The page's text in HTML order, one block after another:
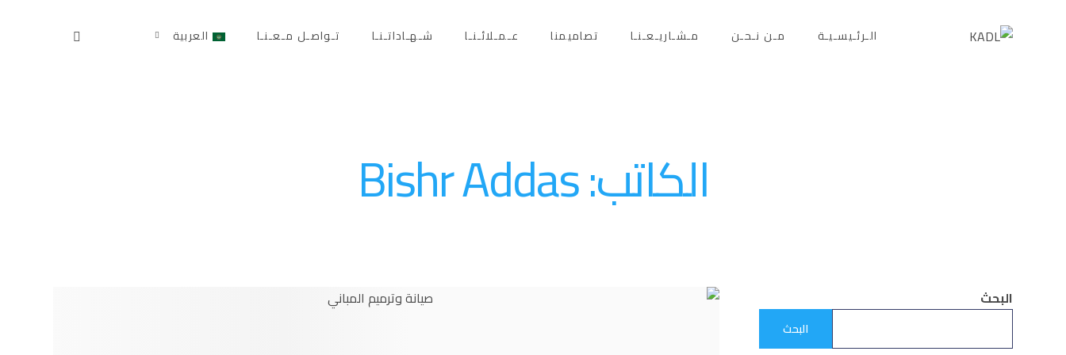
العربية تـواصـل مـعـنـا شـهـاداتـنـا عـمـلائـنـا تصاميمنا مـشـاريـعـنـا مـن نـحـن الـرئـيسـيـة
الكاتب:Bishr Addas
البحث
البحث